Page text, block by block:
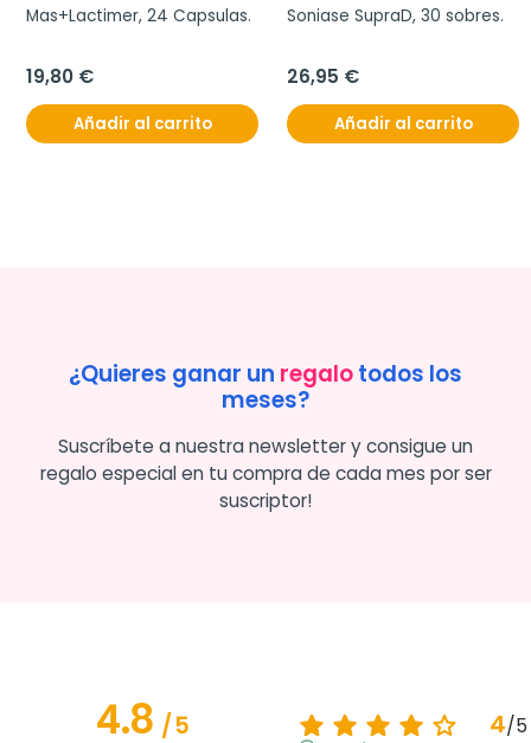
Mas+Lactimer, 24 Capsulas.
19,80 €
Añadir al carrito
Soniase SupraD, 30 sobres.
26,95 €
Añadir al carrito
¿Quieres ganar un regalotodos los
meses?
Suscríbete a nuestra newsletter y consigue un
regalo especial en tu compra de cada mes por ser
suscriptor!
4.8/5 4/5